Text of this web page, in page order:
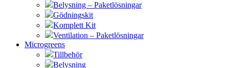
Belysning – Paketlösningar
Gödningskit
Komplett Kit
Ventilation – Paketlösningar
Microgreens
Tillbehör
Belysning